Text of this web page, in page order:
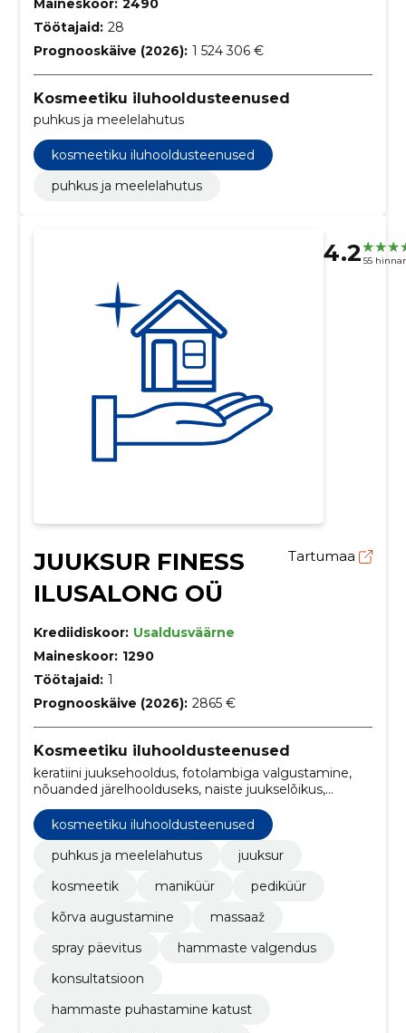
Töötajaid: 28
Prognooskäive (2026): 1 524 306 €
Kosmeetiku iluhooldusteenused
puhkus ja meelelahutus
kosmeetiku iluhooldusteenused
puhkus ja meelelahutus
4.2 55
JUUKSUR FINESS
ILUSALONG OÜ
Tartumaa
Krediidiskoor: Usaldusväärne
Maineskoor: 1290
Töötajaid: 1
Prognooskäive (2026): 2865 €
Kosmeetiku iluhooldusteenused
keratiini juuksehooldus, fotolambiga valgustamine,
nõuanded järelhoolduseks, naiste juukselõikus,
kuuma kääri lõikus, värvimine ja föönisoeng,
Kinkekaart, spray päevitus tartus, Lahtiolekuajad, geeli
kandmine hammastele
kosmeetiku iluhooldusteenused
puhkus ja meelelahutus
juuksur
kosmeetik
maniküür
pediküür
kõrva augustamine
massaaž
spray päevitus
hammaste valgendus
konsultatsioon
hammaste puhastamine katust